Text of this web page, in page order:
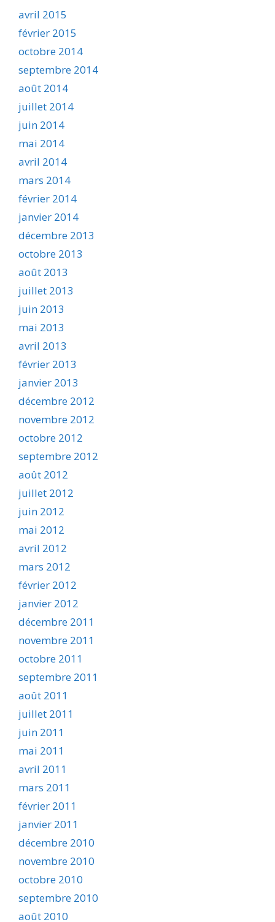
avril 2015
février 2015
octobre 2014
septembre 2014
août 2014
juillet 2014
juin 2014
mai 2014
avril 2014
mars 2014
février 2014
janvier 2014
décembre 2013
octobre 2013
août 2013
juillet 2013
juin 2013
mai 2013
avril 2013
février 2013
janvier 2013
décembre 2012
novembre 2012
octobre 2012
septembre 2012
août 2012
juillet 2012
juin 2012
mai 2012
avril 2012
mars 2012
février 2012
janvier 2012
décembre 2011
novembre 2011
octobre 2011
septembre 2011
août 2011
juillet 2011
juin 2011
mai 2011
avril 2011
mars 2011
février 2011
janvier 2011
décembre 2010
novembre 2010
octobre 2010
septembre 2010
août 2010